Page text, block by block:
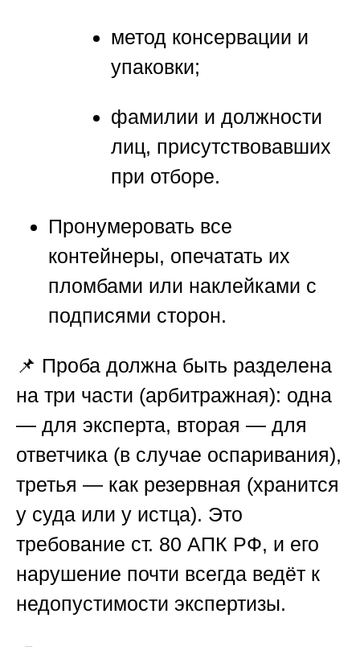
метод консервации и
упаковки;
фамилии и должности
лиц, присутствовавших
при отборе.
Пронумеровать все
контейнеры, опечатать их
пломбами или наклейками с
подписями сторон.
📌 Проба должна быть разделена
на три части (арбитражная): одна
— для эксперта, вторая — для
ответчика (в случае оспаривания),
третья — как резервная (хранится
у суда или у истца). Это
требование ст. 80 АПК РФ, и его
нарушение почти всегда ведёт к
недопустимости экспертизы.